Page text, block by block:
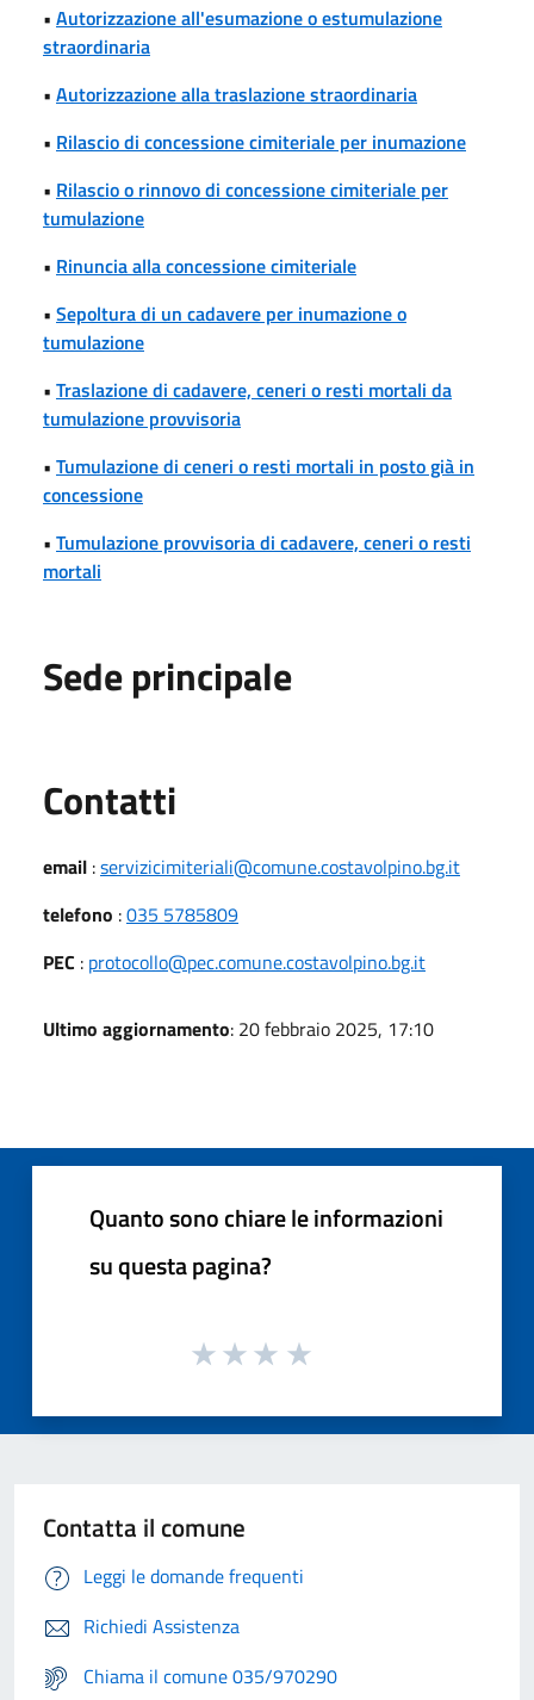
• Autorizzazione all'esumazione o estumulazione
straordinaria
• Autorizzazione alla traslazione straordinaria
• Rilascio di concessione cimiteriale per inumazione
• Rilascio o rinnovo di concessione cimiteriale per
tumulazione
• Rinuncia alla concessione cimiteriale
• Sepoltura di un cadavere per inumazione o
tumulazione
• Traslazione di cadavere, ceneri o resti mortali da
tumulazione provvisoria
• Tumulazione di ceneri o resti mortali in posto già in
concessione
• Tumulazione provvisoria di cadavere, ceneri o resti
mortali
Sede principale
Contatti
email :servizicimiteriali@comune.costavolpino.bg.it
telefono :035 5785809
PEC : protocollo@pec.comune.costavolpino.bg.it
Ultimo aggiornamento: 20 febbraio 2025, 17:10
Quanto sono chiare le informazioni
su questa pagina?
Contatta il comune
Leggi le domande frequenti
Richiedi Assistenza
Chiama il comune 035/970290